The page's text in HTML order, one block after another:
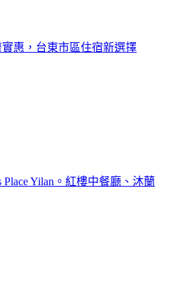
實惠，台東市區住宿新選擇
Place Yilan。紅樓中餐廳、沐蘭